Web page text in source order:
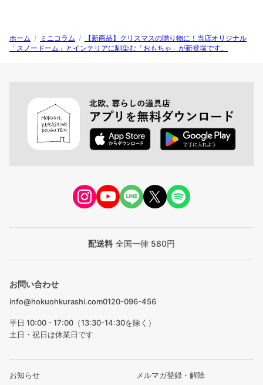
ホーム / ミニコラム /
【新商品】クリスマスの贈り物に！当店オリジナル
「スノードーム」とインテリアに馴染む「おもちゃ」が新登場です。
配送料 全国一律 580円
お問い合わせ
info@hokuohkurashi.com0120-096-456
平日 10:00 - 17:00（13:30-14:30を除く）
土日・祝日は休業日です
お知らせ メルマガ登録・解除